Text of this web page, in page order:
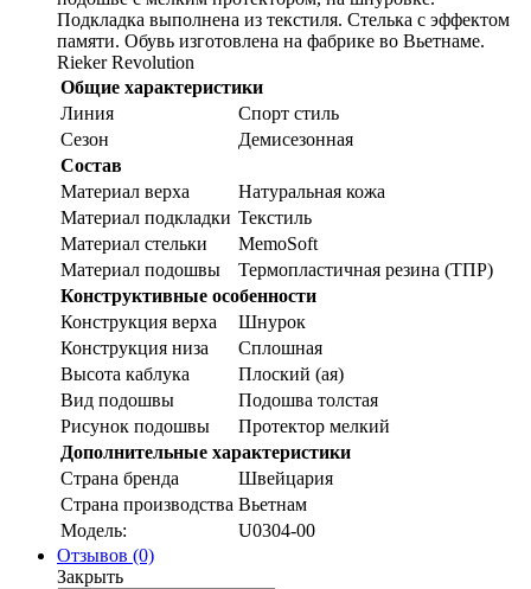
Подкладка выполнена из текстиля. Стелька с эффектом
памяти. Обувь изготовлена на фабрике во Вьетнаме.
Rieker Revolution
Общие характеристики
Линия
Спорт стиль
Сезон
Демисезонная
Состав
Материал верха
Натуральная кожа
Материал подкладки Текстиль
Материал стельки
MemoSoft
Материал подошвы
Термопластичная резина (ТПР)
Конструктивные особенности
Конструкция верха
Шнурок
Конструкция низа
Сплошная
Высота каблука
Плоский (ая)
Вид подошвы
Подошва толстая
Рисунок подошвы
Протектор мелкий
Дополнительные характеристики
Страна бренда
Швейцария
Страна производства Вьетнам
Модель:
U0304-00
Отзывов (0)
Закрыть